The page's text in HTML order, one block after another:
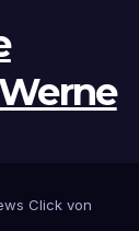
Click von